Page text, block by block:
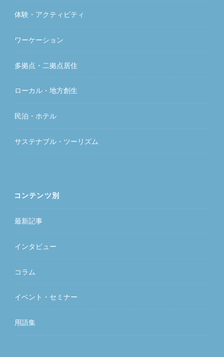
体験・アクティビティ
ワーケーション
多拠点・二拠点居住
ローカル・地方創生
民泊・ホテル
サステナブル・ツーリズム
コンテンツ別
最新記事
インタビュー
コラム
イベント・セミナー
用語集